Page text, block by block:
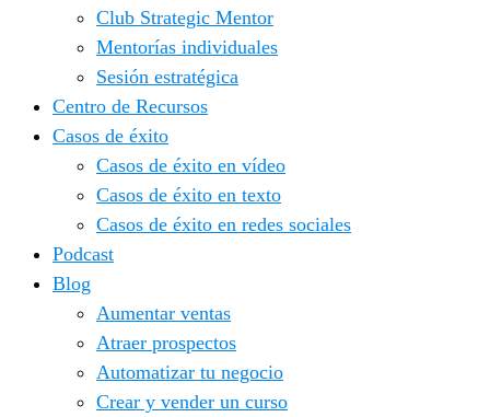
Club Strategic Mentor
Mentorías individuales
Sesión estratégica
Centro de Recursos
Casos de éxito
Casos de éxito en vídeo
Casos de éxito en texto
Casos de éxito en redes sociales
Podcast
Blog
Aumentar ventas
Atraer prospectos
Automatizar tu negocio
Crear y vender un curso